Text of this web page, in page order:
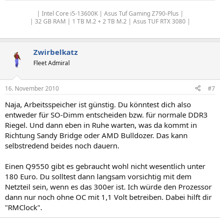
| Intel Core i5-13600K | Asus Tuf Gaming Z790-Plus |
| 32 GB RAM | 1 TB M.2 + 2 TB M.2 | Asus TUF RTX 3080 |
Zwirbelkatz
Fleet Admiral
16. November 2010 #7
Naja, Arbeitsspeicher ist günstig. Du könntest dich also
entweder für SO-Dimm entscheiden bzw. für normale DDR3
Riegel. Und dann eben in Ruhe warten, was da kommt in
Richtung Sandy Bridge oder AMD Bulldozer. Das kann
selbstredend beides noch dauern.
Einen Q9550 gibt es gebraucht wohl nicht wesentlich unter
180 Euro. Du solltest dann langsam vorsichtig mit dem
Netzteil sein, wenn es das 300er ist. Ich würde den Prozessor
dann nur noch ohne OC mit 1,1 Volt betreiben. Dabei hilft dir
"RMClock".